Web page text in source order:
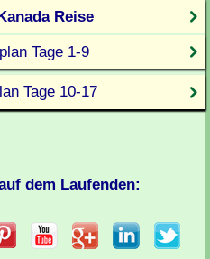
Reise
Tage 1-9
Tage 10-17
dem Laufenden: